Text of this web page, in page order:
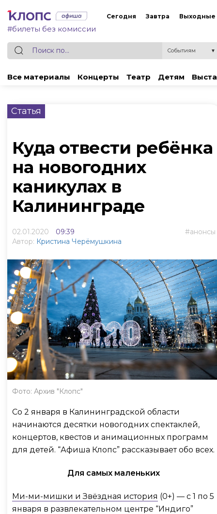
#билеты без комиссии
Сегодня Завтра Выходные
Событиям ▼
Все материалы Концерты Театр Детям
Статья
Куда отвести ребёнка
на новогодних
каникулах в
Калининграде
02.01.2020
09:39
Автор: Кристина Черёмушкина
анонсы
Фото: Архив "Клопс"
Со 2 января в Калининградской области
начинаются десятки новогодних спектаклей,
концертов, квестов и анимационных программ
для детей. “Афиша Клопс” рассказывает обо всех.
Для самых маленьких
Ми-ми-мишки и Звёздная история (0+) — с 1 по 5
января в развлекательном центре “Индиго”